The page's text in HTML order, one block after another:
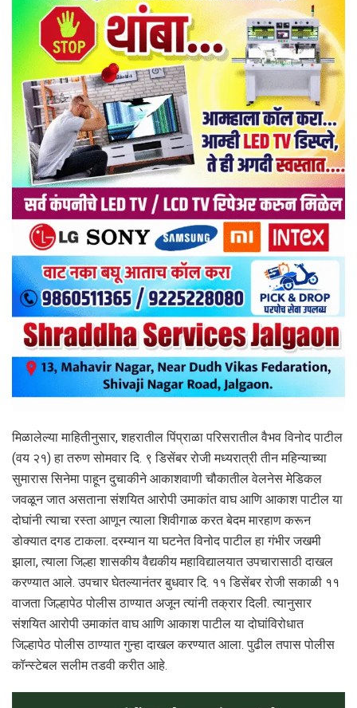
मिळालेल्या माहितीनुसार, शहरातील पिंप्राळा परिसरातील वैभव विनोद पाटील
(वय २१) हा तरुण सोमवार दि. ९ डिसेंबर रोजी मध्यरात्री तीन महिन्याच्या
सुमारास सिनेमा पाहून दुचाकीने आकाशवाणी चौकातील वेलनेस मेडिकल
जवळून जात असताना संशयित आरोपी उमाकांत वाघ आणि आकाश पाटील या
दोघांनी त्याचा रस्ता आणून त्याला शिवीगाळ करत बेदम मारहाण करून
डोक्यात दगड टाकला. दरम्यान या घटनेत विनोद पाटील हा गंभीर जखमी
झाला, त्याला जिल्हा शासकीय वैद्यकीय महाविद्यालयात उपचारासाठी दाखल
करण्यात आले. उपचार घेतल्यानंतर बुधवार दि. ११ डिसेंबर रोजी सकाळी ११
वाजता जिल्हापेठ पोलीस ठाण्यात अजून त्यांनी तक्रार दिली. त्यानुसार
संशयित आरोपी उमाकांत वाघ आणि आकाश पाटील या दोघांविरोधात
जिल्हापेठ पोलीस ठाण्यात गुन्हा दाखल करण्यात आला. पुढील तपास पोलीस
कॉन्स्टेबल सलीम तडवी करीत आहे.